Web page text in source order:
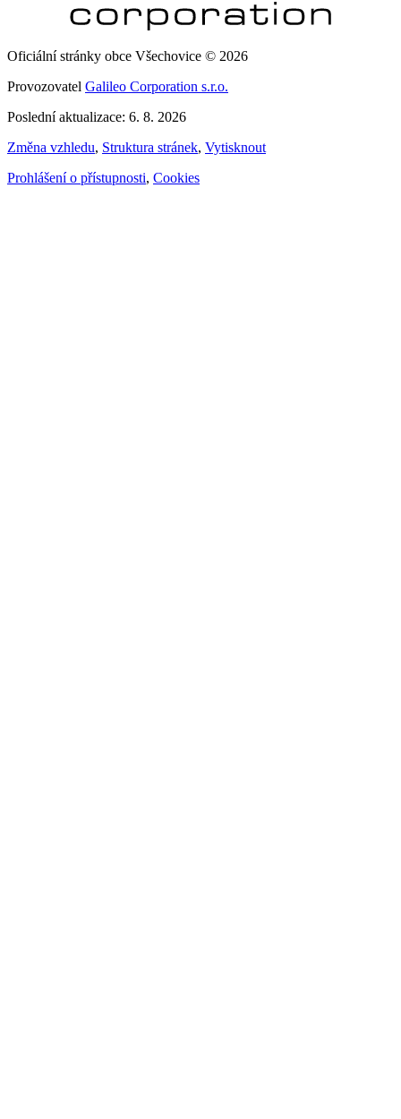
Oficiální stránky obce Všechovice © 2026
Provozovatel Galileo Corporation s.r.o.
Poslední aktualizace: 6. 8. 2026
Změna vzhledu, Struktura stránek, Vytisknout
Prohlášení o přístupnosti, Cookies